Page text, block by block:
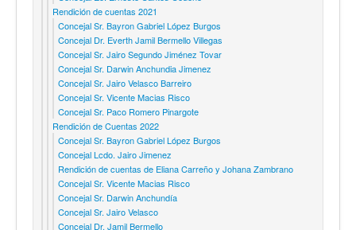
Rendición de cuentas 2021
Concejal Sr. Bayron Gabriel López Burgos
Concejal Dr. Everth Jamil Bermello Villegas
Concejal Sr. Jairo Segundo Jiménez Tovar
Concejal Sr. Darwin Anchundia Jimenez
Concejal Sr. Jairo Velasco Barreiro
Concejal Sr. Vicente Macias Risco
Concejal Sr. Paco Romero Pinargote
Rendición de Cuentas 2022
Concejal Sr. Bayron Gabriel López Burgos
Concejal Lcdo. Jairo Jimenez
Rendición de cuentas de Eliana Carreño y Johana Zambrano
Concejal Sr. Vicente Macias Risco
Concejal Sr. Darwin Anchundía
Concejal Sr. Jairo Velasco
Concejal Dr. Jamil Bermello